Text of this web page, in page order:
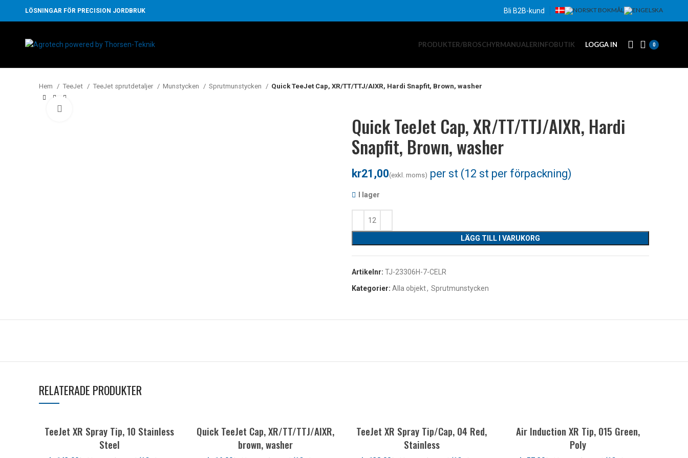
LÖSNINGAR FÖR PRECISION JORDBRUK Bli B2B-kund
PRODUKTER/BROSCHYRMANUALERINFOBUTIK LOGGA IN 0
Hem TeeJet TeeJet sprutdetaljer Munstycken Sprutmunstycken Quick TeeJet Cap, XR/TT/TTJ/AIXR, Hardi Snapfit, Brown, washer
Quick TeeJet Cap, XR/TT/TTJ/AIXR, Hardi
Snapfit, Brown, washer
kr
I lager
LÄGG TILL I VARUKORG
Artikelnr: TJ-23306H-7-CELR
Kategorier: Alla objekt, Sprutmunstycken
RELATERADE PRODUKTER
TeeJet XR Spray Tip, 10 Stainless
Steel
Quick TeeJet Cap, XR/TT/TTJ/AIXR,
brown, washer
TeeJet XR Spray Tip/Cap, 04 Red,
Stainless
Air Induction XR Tip, 015 Green,
Poly